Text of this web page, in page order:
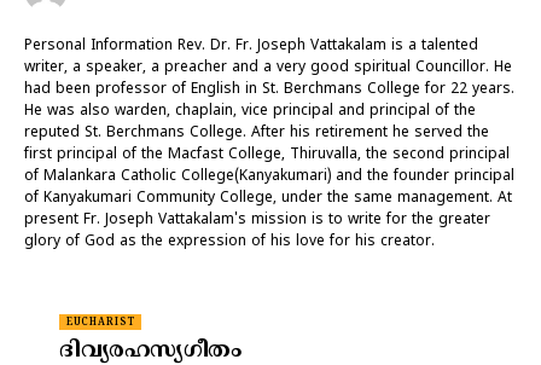
Personal Information Rev. Dr. Fr. Joseph Vattakalam is a talented
writer, a speaker, a preacher and a very good spiritual Councillor. He
had been professor of English in St. Berchmans College for 22 years.
He was also warden, chaplain, vice principal and principal of the
reputed St. Berchmans College. After his retirement he served the
first principal of the Macfast College, Thiruvalla, the second principal
of Malankara Catholic College(Kanyakumari) and the founder principal
of Kanyakumari Community College, under the same management. At
present Fr. Joseph Vattakalam's mission is to write for the greater
glory of God as the expression of his love for his creator.
EUCHARIST
ദിവ്യരഹസ്യഗീതം